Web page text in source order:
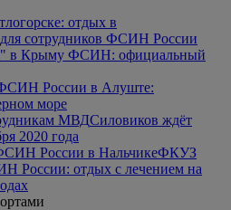
отдых в
сотрудников ФСИН России
России в Алуште:
море
Силовиков ждёт
2020 года
ФКУЗ
России: отдых с лечением на